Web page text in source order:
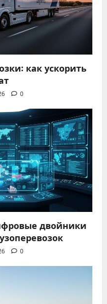
как ускорить
0
двойники
0